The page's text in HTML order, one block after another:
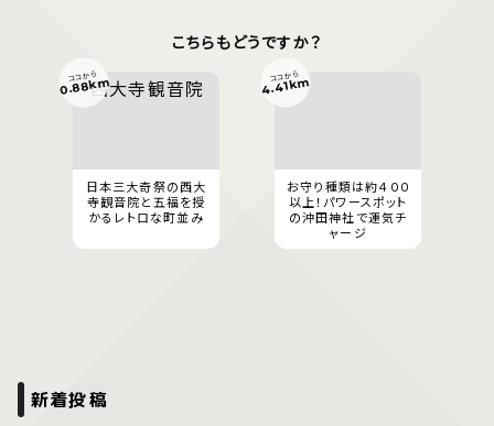
こちらもどうですか？
日本三大奇祭の西大
寺観音院と五福を授
かるレトロな町並み
ココから
0.88km
お守り種類は約４００
以上！パワースポット
の沖田神社で運気チ
ャージ
ココから
4.41km
新着投稿